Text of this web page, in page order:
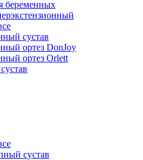
беременных
сустав
ортез DonJoy
ортез Orlett
сустав